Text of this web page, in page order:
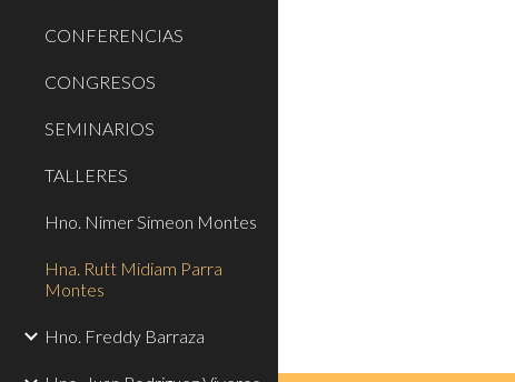
CONFERENCIAS
CONGRESOS
SEMINARIOS
TALLERES
Hno. Nimer Simeon Montes
Hna. Rutt Midiam Parra
Montes
Hno. Freddy Barraza